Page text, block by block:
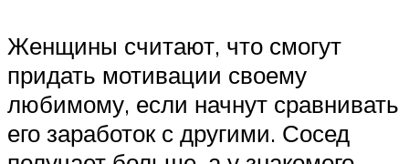
Женщины считают, что смогут
придать мотивации своему
любимому, если начнут сравнивать
его заработок с другими. Сосед